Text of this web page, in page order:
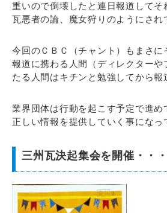
重いので倒壊したと連日報道してそ
瓦悪者の論、魔女狩りのようにされ
今回のＣＢＣ（チャント）もまさに
報道に携わる人間（ディレクターや
たる人間はキチンと勉強してから報
業界団体は行動を起こす予定で進め
正しい情報を提供していく事になっ
三州瓦決起集会を開催・・・